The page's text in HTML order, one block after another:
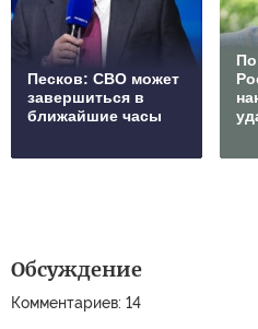
Песков: СВО может
завершиться в
ближайшие часы
Обсуждение
Комментариев: 14